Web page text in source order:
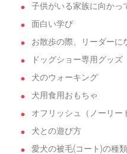
子供がいる家族に向かっ
面白い学び
お散歩の際、リーダーに
ドッグショー専用グッズ
犬のウォーキング
犬用食用おもちゃ
オフリッシュ（ノーリー
犬との遊び方
愛犬の被毛(コート)の種